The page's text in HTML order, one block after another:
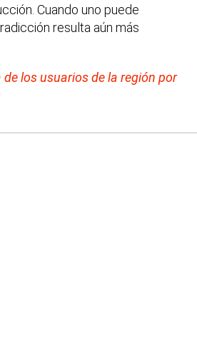
Cuando uno puede
resulta aún más
de los usuarios de la región por